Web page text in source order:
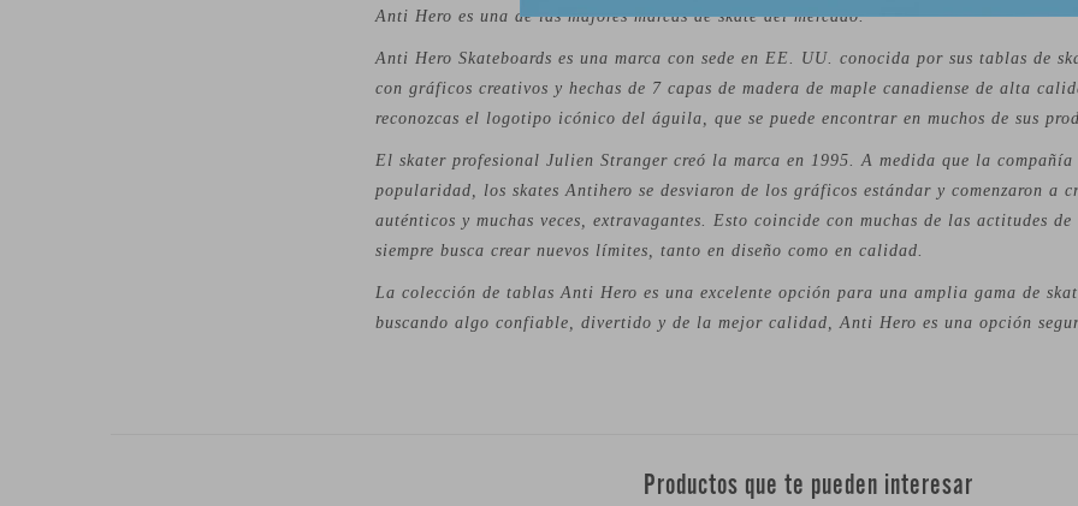
Anti Hero es una de las majores marcas de skate del mercado.
Anti Hero Skateboards es una marca con sede en EE. UU. conocida por sus tablas de
con gráficos creativos y hechas de 7 capas de madera de maple canadiense de alta
reconozcas el logotipo icónico del águila, que se puede encontrar en muchos de sus
El skater profesional Julien Stranger creó la marca en 1995. A medida que la compañía
popularidad, los skates Antihero se desviaron de los gráficos estándar y comenzaron a
auténticos y muchas veces, extravagantes. Esto coincide con muchas de las actitudes
siempre busca crear nuevos límites, tanto en diseño como en calidad.
La colección de tablas Anti Hero es una excelente opción para una amplia gama de
buscando algo confiable, divertido y de la mejor calidad, Anti Hero es una opción
Productos que te pueden interesar